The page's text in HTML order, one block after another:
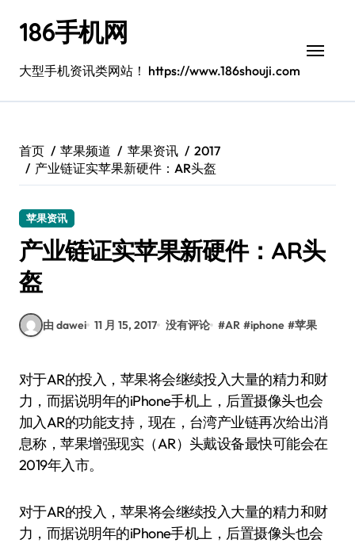
186手机网
大型手机资讯类网站！ https://www.186shouji.com
首页 苹果频道 苹果资讯
2017
产业链证实苹果新硬件：AR头盔
苹果资讯
产业链证实苹果新硬件：AR头
盔
由 dawei 11 月 15, 2017 没有评论 #AR #iphone #苹果
对于AR的投入，苹果将会继续投入大量的精力和财
力，而据说明年的iPhone手机上，后置摄像头也会
加入AR的功能支持，现在，台湾产业链再次给出消
息称，苹果增强现实（AR）头戴设备最快可能会在
2019年入市。
对于AR的投入，苹果将会继续投入大量的精力和财
力，而据说明年的iPhone手机上，后置摄像头也会